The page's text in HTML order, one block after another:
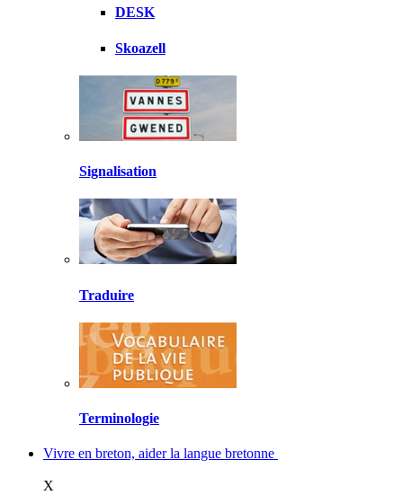
DESK
Skoazell
Signalisation
Traduire
Terminologie
Vivre en breton, aider la langue bretonne
X